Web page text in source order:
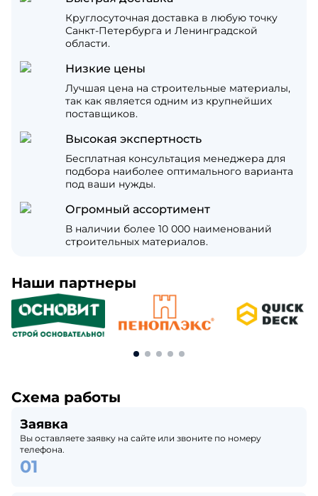
Круглосуточная доставка в любую точку
Санкт-Петербурга и Ленинградской
области.
Низкие цены
Лучшая цена на строительные материалы,
так как является одним из крупнейших
поставщиков.
Высокая экспертность
Бесплатная консультация менеджера для
подбора наиболее оптимального варианта
под ваши нужды.
Огромный ассортимент
В наличии более 10 000 наименований
строительных материалов.
Наши партнеры
Схема работы
Заявка
Вы оставляете заявку на сайте или звоните по номеру
телефона.